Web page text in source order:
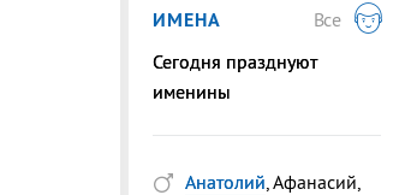
ИМЕНА
Все
Сегодня празднуют
именины
Анатолий, Афанасий,